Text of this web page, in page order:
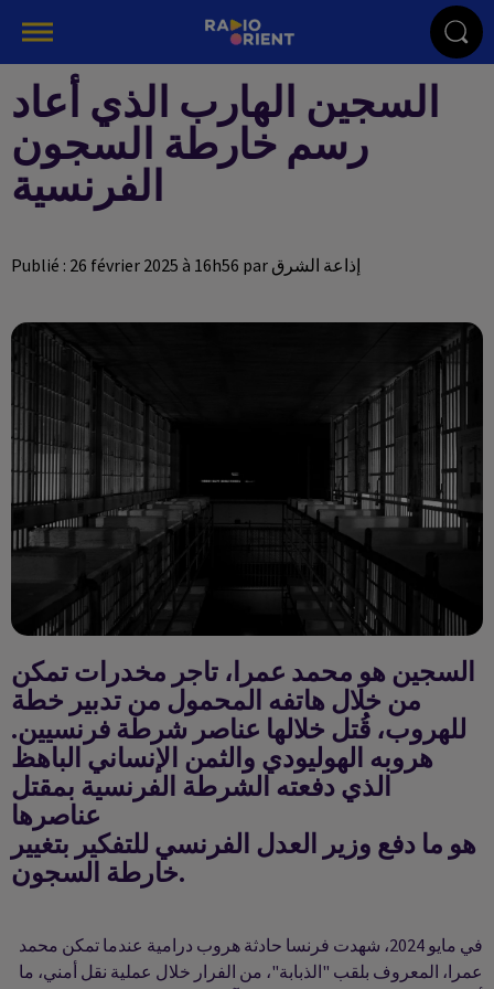
السجين الهارب الذي أعاد
رسم خارطة السجون
الفرنسية
Publié : 26 février 2025 à 16h56 par إذاعة الشرق
السجين هو محمد عمرا، تاجر مخدرات تمكن
من خلال هاتفه المحمول من تدبير خطة
للهروب، قُتل خلالها عناصر شرطة فرنسيين.
هروبه الهوليودي والثمن الإنساني الباهظ
الذي دفعته الشرطة الفرنسية بمقتل
عناصرها
هو ما دفع وزير العدل الفرنسي للتفكير بتغيير
خارطة السجون.
في مايو 2024، شهدت فرنسا حادثة هروب درامية عندما تمكن محمد
عمرا، المعروف بلقب "الذبابة"، من الفرار خلال عملية نقل أمني، ما